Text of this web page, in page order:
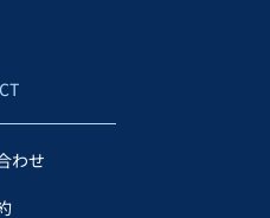
わせ